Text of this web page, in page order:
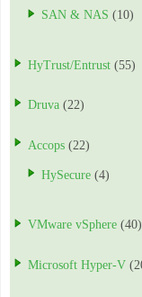
SAN & NAS (10)
HyTrust/Entrust (55)
Druva (22)
Accops (22)
HySecure (4)
VMware vSphere (40)
Microsoft Hyper-V